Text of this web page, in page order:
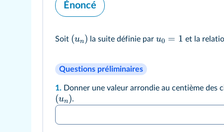
Énoncé
Soit (un) la suite définie par u0 = 1 et la
Questions préliminaires
1. Donner une valeur arrondie au centième des
(un).